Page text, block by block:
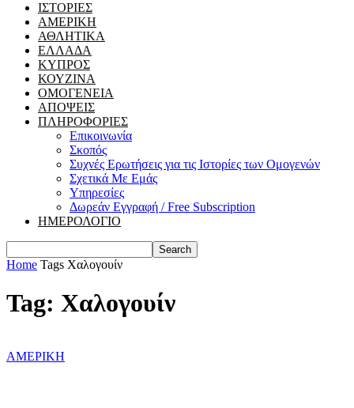
ΙΣΤΟΡΙΕΣ
ΑΜΕΡΙΚΗ
ΑΘΛΗΤΙΚΑ
ΕΛΛΑΔΑ
ΚΥΠΡΟΣ
ΚΟΥΖΙΝΑ
ΟΜΟΓΕΝΕΙΑ
ΑΠΟΨΕΙΣ
ΠΛΗΡΟΦΟΡΙΕΣ
Επικοινωνία
Σκοπός
Συχνές Ερωτήσεις για τις Ιστορίες των Ομογενών
Σχετικά Με Εμάς
Υπηρεσίες
Δωρεάν Εγγραφή / Free Subscription
ΗΜΕΡΟΛΟΓΙΟ
Home Tags Χαλογουίν
Tag: Χαλογουίν
ΑΜΕΡΙΚΗ